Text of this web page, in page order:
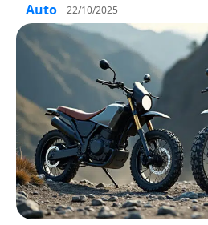
Auto 22/10/2025